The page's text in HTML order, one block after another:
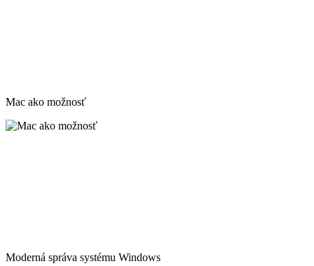
Mac ako možnosť
Moderná správa systému Windows